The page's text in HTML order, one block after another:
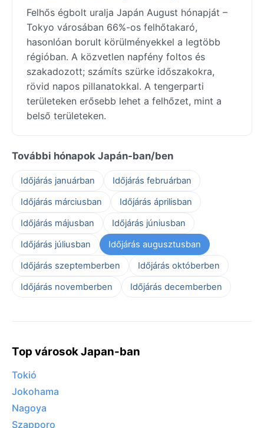
Felhős égbolt uralja Japán August hónapját –
Tokyo városában 66%-os felhőtakaró,
hasonlóan borult körülményekkel a legtöbb
régióban. A közvetlen napfény foltos és
szakadozott; számíts szürke időszakokra,
rövid napos pillanatokkal. A tengerparti
területeken erősebb lehet a felhőzet, mint a
belső területeken.
További hónapok Japán-ban/ben
Időjárás januárban
Időjárás februárban
Időjárás márciusban
Időjárás áprilisban
Időjárás májusban
Időjárás júniusban
Időjárás júliusban
Időjárás augusztusban
Időjárás szeptemberben
Időjárás októberben
Időjárás novemberben
Időjárás decemberben
Top városok Japan-ban
Tokió
Jokohama
Nagoya
Szapporo